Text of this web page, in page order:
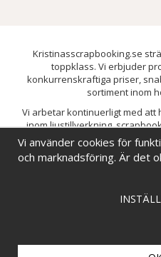
Kristinasscrapbooking.se
toppklass. Vi erbjuder
konkurrenskraftiga priser,
sortiment inom
Vi arbetar kontinuerligt med
inom ljustillverkning,
pyssel. Målet är att bredda
utveckla vårt utbud, så att du
Vi använder cookies för
och marknadsföring. Är det